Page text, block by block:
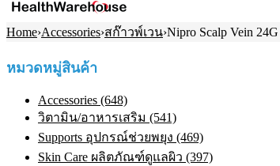
Home›Accessories›สก๊าวพ์เวน›Nipro Scalp Vein
หมวดหมู่สินค้า
Accessories (648)
วิตามิน/อาหารเสริม (541)
Supports อุปกรณ์ช่วยพยุง (469)
Skin Care ผลิตภัณฑ์ดูแลผิว (397)